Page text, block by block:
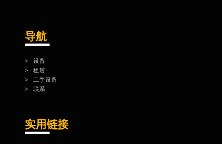
导航
设备
租赁
二手设备
联系
实用链接